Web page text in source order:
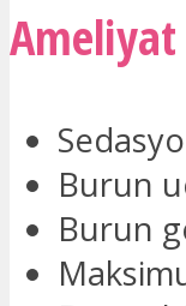
Ameliyat
Burun
Burun